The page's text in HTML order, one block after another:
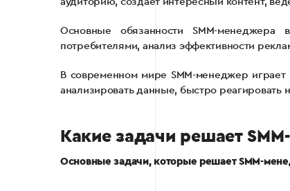
Основные обязанности SMM-менеджера
потребителями, анализ эффективности
В современном мире SMM-менеджер
анализировать данные, быстро реагировать
Какие задачи решает
Основные задачи, которые решает SMM-